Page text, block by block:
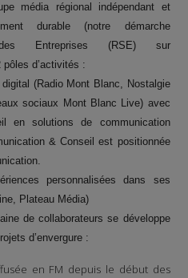
média régional indépendant et
durable (notre démarche
des Entreprises (RSE) sur
d’activités :
(Radio Mont Blanc, Nostalgie
sociaux Mont Blanc Live) avec
en solutions de communication
& Conseil est positionnée
personnalisées dans ses
Plateau Média)
de collaborateurs se développe
d’envergure :
en FM depuis le début des